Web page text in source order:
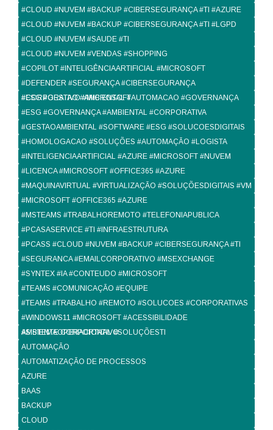
#CLOUD #NUVEM #BACKUP #CIBERSEGURANÇA #TI #AZURE
#CLOUD #NUVEM #BACKUP #CIBERSEGURANÇA #TI #LGPD
#CLOUD #NUVEM #SAUDE #TI
#CLOUD #NUVEM #VENDAS #SHOPPING
#COPILOT #INTELIGÊNCIAARTIFICIAL #MICROSOFT
#DEFENDER #SEGURANÇA #CIBERSEGURANÇA
#CORPORATIVO #MICROSOFT
#ESG #GESTAO #AMBIENTAL #AUTOMACAO #GOVERNANÇA
#ESG #GOVERNANÇA #AMBIENTAL #CORPORATIVA
#GESTAOAMBIENTAL #SOFTWARE #ESG #SOLUCOESDIGITAIS
#HOMOLOGACAO #SOLUÇÕES #AUTOMAÇÃO #LOGISTA
#INTELIGENCIAARTIFICIAL #AZURE #MICROSOFT #NUVEM
#LICENCA #MICROSOFT #OFFICE365 #AZURE
#MAQUINAVIRTUAL #VIRTUALIZAÇÃO #SOLUÇÕESDIGITAIS #VM
#MICROSOFT #OFFICE365 #AZURE
#MSTEAMS #TRABALHOREMOTO #TELEFONIAPUBLICA
#PCASASERVICE #TI #INFRAESTRUTURA
#PCASS #CLOUD #NUVEM #BACKUP #CIBERSEGURANÇA #TI
#SEGURANCA #EMAILCORPORATIVO #MSEXCHANGE
#SYNTEX #IA #CONTEUDO #MICROSOFT
#TEAMS #COMUNICAÇÃO #EQUIPE
#TEAMS #TRABALHO #REMOTO #SOLUCOES #CORPORATIVAS
#WINDOWS11 #MICROSOFT #ACESSIBILIDADE
#SISTEMAOPERACIONAL #SOLUÇÕESTI
AMBIENTE CORPORTATIVO
AUTOMAÇÃO
AUTOMATIZAÇÃO DE PROCESSOS
AZURE
BAAS
BACKUP
CLOUD